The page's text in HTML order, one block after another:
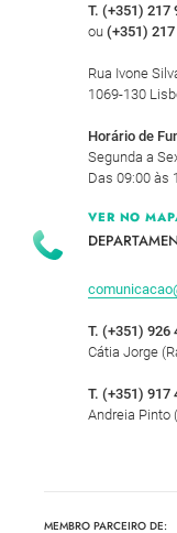
T. (+351) 217
ou (+351)
Rua Ivone
1069-130
Horário de
Segunda a
Das 09:00 às
VER NO
T. (+351) 926
Cátia Jorge
T. (+351) 917
Andreia Pinto
MEMBRO PARCEIRO DE: